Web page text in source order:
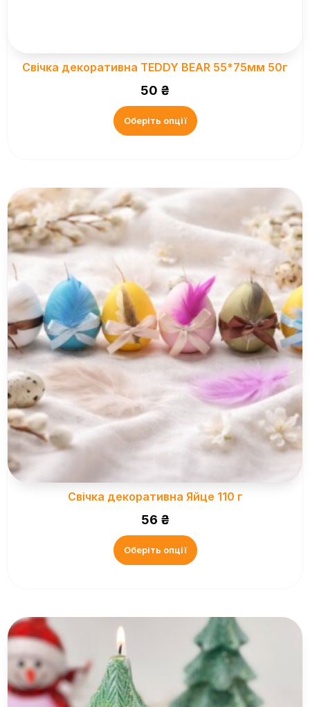
Свічка декоративна TEDDY BEAR 55*75мм 50г
50 ₴
Оберіть опції
Свічка декоративна Яйце 110 г
56 ₴
Оберіть опції